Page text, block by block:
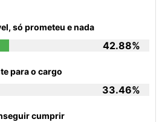
só prometeu e nada
42.88%
para o cargo
33.46%
cumprir